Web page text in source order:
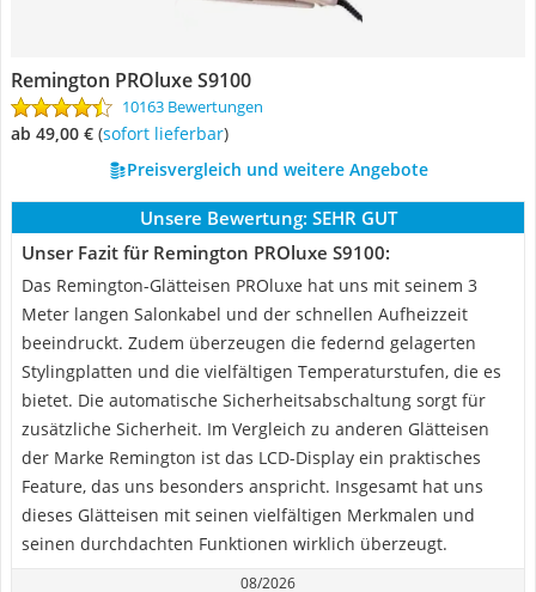
Remington PROluxe S9100
10163 Bewertungen
ab 49,00 € ( Sofort lieferbar)
Preisvergleich und weitere Angebote
Unsere Bewertung: SEHR GUT
Unser Fazit für Remington PROluxe S9100:
Das Remington-Glätteisen PROluxe hat uns mit seinem 3
Meter langen Salonkabel und der schnellen Aufheizzeit
beeindruckt. Zudem überzeugen die federnd gelagerten
Stylingplatten und die vielfältigen Temperaturstufen, die es
bietet. Die automatische Sicherheitsabschaltung sorgt für
zusätzliche Sicherheit. Im Vergleich zu anderen Glätteisen
der Marke Remington ist das LCD-Display ein praktisches
Feature, das uns besonders anspricht. Insgesamt hat uns
dieses Glätteisen mit seinen vielfältigen Merkmalen und
seinen durchdachten Funktionen wirklich überzeugt.
08/2026